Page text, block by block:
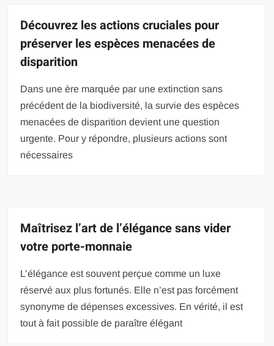
Découvrez les actions cruciales pour
préserver les espèces menacées de
disparition
Dans une ère marquée par une extinction sans
précédent de la biodiversité, la survie des espèces
menacées de disparition devient une question
urgente. Pour y répondre, plusieurs actions sont
nécessaires
Maîtrisez l’art de l’élégance sans vider
votre porte-monnaie
L’élégance est souvent perçue comme un luxe
réservé aux plus fortunés. Elle n’est pas forcément
synonyme de dépenses excessives. En vérité, il est
tout à fait possible de paraître élégant